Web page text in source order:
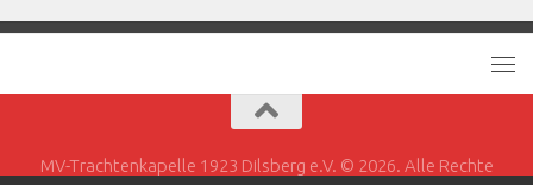
MV-Trachtenkapelle 1923 Dilsberg e.V. © 2026. Alle Rechte